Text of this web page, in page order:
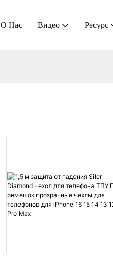
О Нас Видео Ресурс